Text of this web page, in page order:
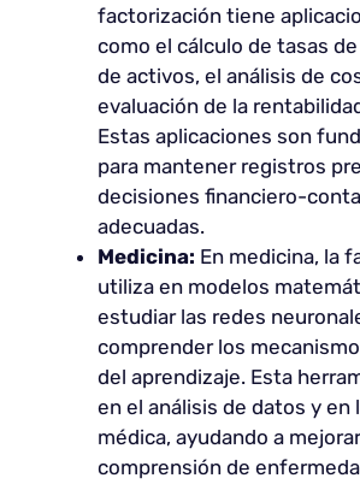
factorización tiene
como el cálculo de tasas
de activos, el análisis de
evaluación de la
Estas aplicaciones son
para mantener registros
decisiones financiero-
adecuadas.
Medicina: En medicina, la
utiliza en modelos
estudiar las redes
comprender los
del aprendizaje. Esta
en el análisis de datos y en
médica, ayudando a
comprensión de